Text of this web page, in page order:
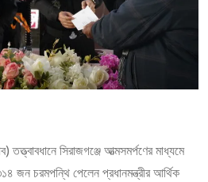
তত্ত্বাবধানে সিরাজগঞ্জে আত্মসমর্পণের মাধ্যমে
চরমপন্থি পেলেন প্রধানমন্ত্রীর আর্থিক